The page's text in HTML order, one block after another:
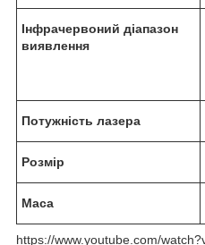
Інфрачервоний діапазон
виявлення
Потужність лазера
Розмір
Маса
https://www.youtube.com/